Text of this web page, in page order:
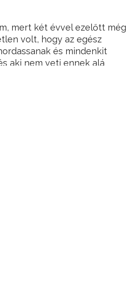
mert két évvel ezelőtt még
volt, hogy az egész
és mindenkit
aki nem veti ennek alá